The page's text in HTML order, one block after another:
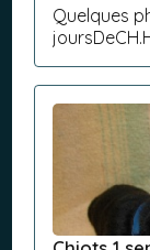
Quelques
Mordant
photos